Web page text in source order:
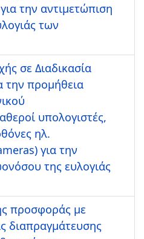
την αντιμετώπιση
των
σε Διαδικασία
την προμήθεια
υπολογιστές,
ηλ.
για την
της ευλογιάς
προσφοράς με
διαπραγμάτευσης